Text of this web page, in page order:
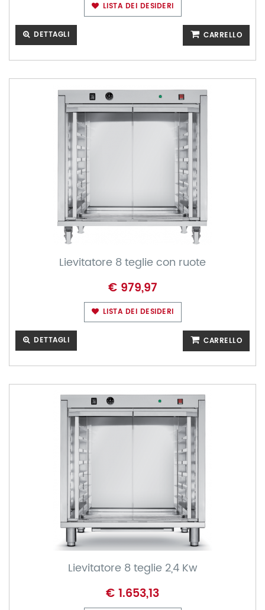
LISTA DEI DESIDERI
DETTAGLI CARRELLO
Lievitatore 8 teglie con ruote
€ 979,97
LISTA DEI DESIDERI
DETTAGLI CARRELLO
Lievitatore 8 teglie 2,4 Kw
€ 1.653,13